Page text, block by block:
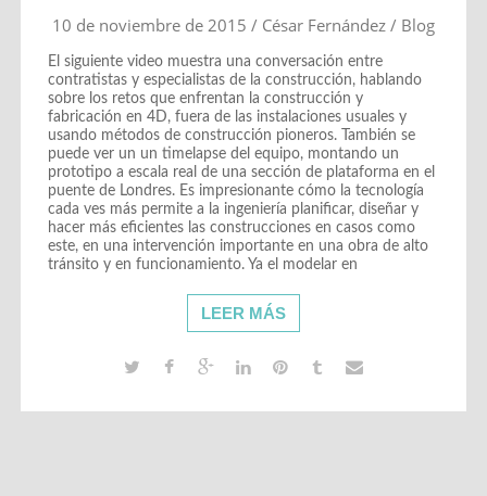
10 de noviembre de 2015 / César Fernández/ Blog
El siguiente video muestra una conversación entre
contratistas y especialistas de la construcción, hablando
sobre los retos que enfrentan la construcción y
fabricación en 4D, fuera de las instalaciones usuales y
usando métodos de construcción pioneros. También se
puede ver un un timelapse del equipo, montando un
prototipo a escala real de una sección de plataforma en el
puente de Londres. Es impresionante cómo la tecnología
cada ves más permite a la ingeniería planificar, diseñar y
hacer más eficientes las construcciones en casos como
este, en una intervención importante en una obra de alto
tránsito y en funcionamiento. Ya el modelar en
LEER MÁS